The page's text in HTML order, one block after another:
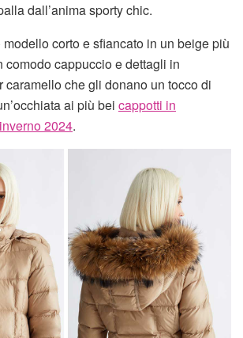
dall’anima sporty chic.
corto e sfiancato in un beige più
comodo cappuccio e dettagli in
caramello che gli donano un tocco di
ai più bei cappotti in
2024.